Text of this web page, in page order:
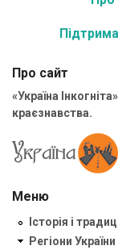
Про сайт
«Україна
краєзнавства.
Меню
Історія і
Регіони України